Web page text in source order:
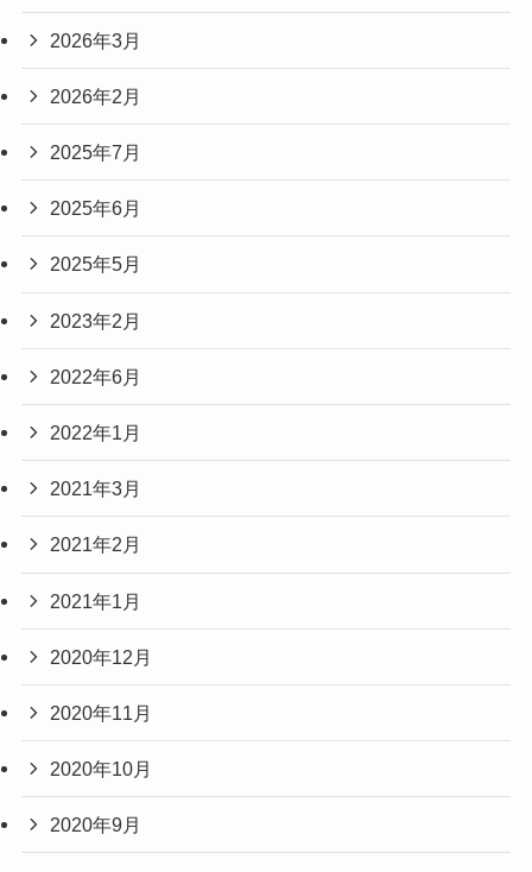
2026年3月
2026年2月
2025年7月
2025年6月
2025年5月
2023年2月
2022年6月
2022年1月
2021年3月
2021年2月
2021年1月
2020年12月
2020年11月
2020年10月
2020年9月